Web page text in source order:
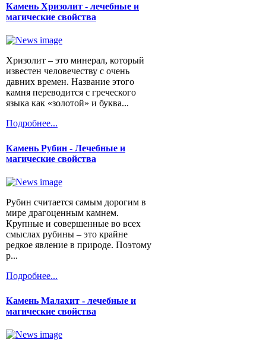
Камень Хризолит - лечебные и
магические свойства
Хризолит – это минерал, который
известен человечеству с очень
давних времен. Название этого
камня переводится с греческого
языка как «золотой» и буква...
Подробнее...
Камень Рубин - Лечебные и
магические свойства
Рубин считается самым дорогим в
мире драгоценным камнем.
Крупные и совершенные во всех
смыслах рубины – это крайне
редкое явление в природе. Поэтому
р...
Подробнее...
Камень Малахит - лечебные и
магические свойства